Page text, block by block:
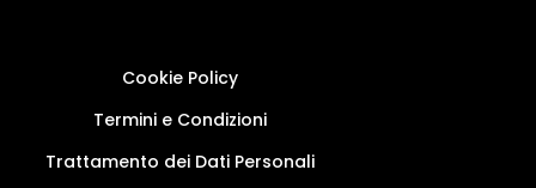
Cookie Policy
Termini e Condizioni
Trattamento dei Dati Personali